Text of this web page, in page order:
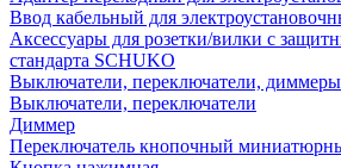
Ввод кабельный для
Аксессуары для розетки/вилки с
стандарта SCHUKO
Выключатели, переключатели, диммеры
Выключатели, переключатели
Диммер
Переключатель кнопочный